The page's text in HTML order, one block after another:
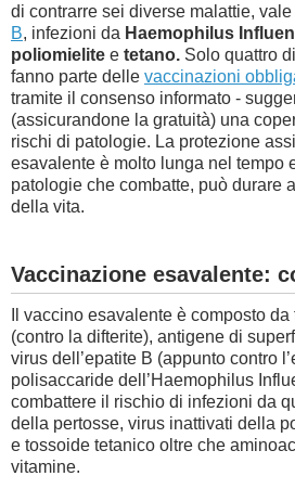
di contrarre sei diverse malattie,
B, infezioni da Haemophilus
poliomielite e tetano. Solo quattro
fanno parte delle vaccinazioni
tramite il consenso informato -
(assicurandone la gratuità) una
rischi di patologie. La protezione
esavalente è molto lunga nel tempo
patologie che combatte, può durare
della vita.
Vaccinazione esavalente:
Il vaccino esavalente è composto
(contro la difterite), antigene di
virus dell’epatite B (appunto contro
polisaccaride dell’Haemophilus
combattere il rischio di infezioni da
della pertosse, virus inattivati della
e tossoide tetanico oltre che
vitamine.